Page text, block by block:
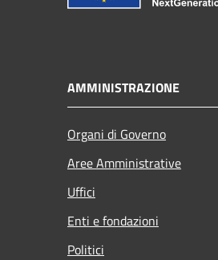
AMMINISTRAZIONE
Organi di Governo
Aree Amministrative
Uffici
Enti e fondazioni
Politici